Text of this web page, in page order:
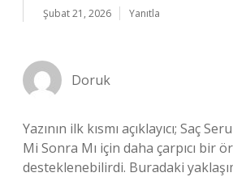
Şubat 21, 2026 Yanıtla
Doruk
Yazının ilk kısmı açıklayıcı; Saç
Mi Sonra Mı için daha çarpıcı bir
desteklenebilirdi. Buradaki